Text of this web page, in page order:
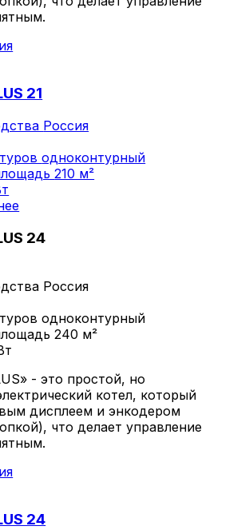
21
Россия
одноконтурный
210 м²
24
Россия
одноконтурный
240 м²
- это простой, но
котел, который
дисплеем и энкодером
что делает управление
24